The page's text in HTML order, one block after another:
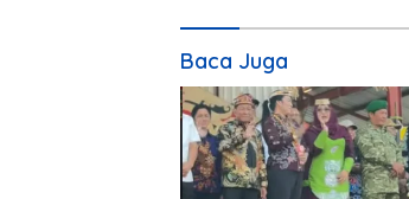
Baca Juga